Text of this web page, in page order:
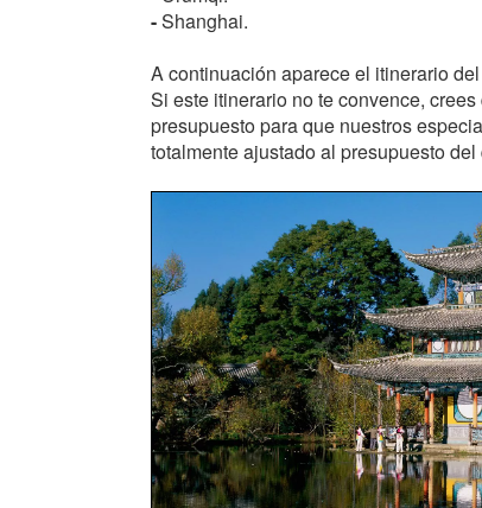
-Shanghai.
A continuación aparece el itinerario
Si este itinerario no te convence,
presupuesto para que nuestros
totalmente ajustado al presupuesto